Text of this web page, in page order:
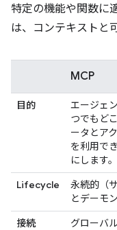
特定の機能や関数に
は、コンテキストと
MCP
目的
エージェ
つでもど
ータとア
を利用で
にします。
Lifecycle
永続的（
とデーモン
接続
グローバ